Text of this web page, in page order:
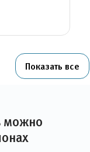
Показать все
можно